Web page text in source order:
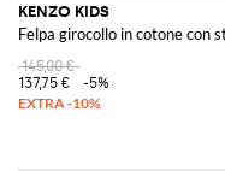
KENZO KIDS
Felpa girocollo in cotone con
145,00 €
137,75 €
-5%